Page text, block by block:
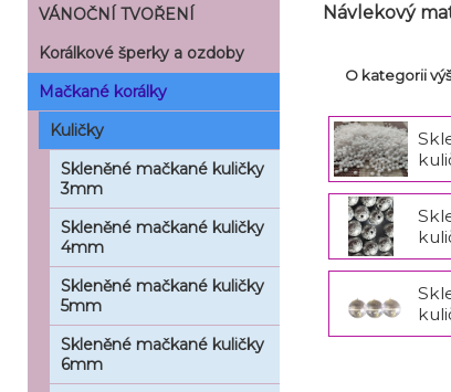
Návlekový
O kategorii
VÁNOČNÍ TVOŘENÍ
Korálkové šperky a ozdoby
Mačkané korálky
Kuličky
Skleněné mačkané kuličky
3mm
Skleněné mačkané kuličky
4mm
Skleněné mačkané kuličky
5mm
Skleněné mačkané kuličky
6mm